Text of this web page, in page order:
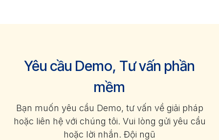
Yêu cầu Demo, Tư vấn phần
mềm
Bạn muốn yêu cầu Demo, tư vấn về giải pháp
hoặc liên hệ với chúng tôi. Vui lòng gửi yêu cầu
hoặc lời nhắn. Đội ngũ